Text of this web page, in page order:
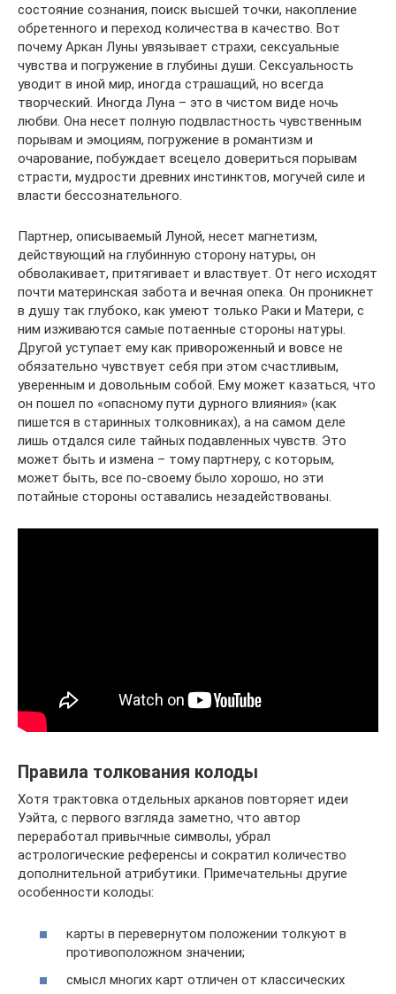
состояние сознания, поиск высшей точки, накопление
обретенного и переход количества в качество. Вот
почему Аркан Луны увязывает страхи, сексуальные
чувства и погружение в глубины души. Сексуальность
уводит в иной мир, иногда страшащий, но всегда
творческий. Иногда Луна – это в чистом виде ночь
любви. Она несет полную подвластность чувственным
порывам и эмоциям, погружение в романтизм и
очарование, побуждает всецело довериться порывам
страсти, мудрости древних инстинктов, могучей силе и
власти бессознательного.
Партнер, описываемый Луной, несет магнетизм,
действующий на глубинную сторону натуры, он
обволакивает, притягивает и властвует. От него исходят
почти материнская забота и вечная опека. Он проникнет
в душу так глубоко, как умеют только Раки и Матери, с
ним изживаются самые потаенные стороны натуры.
Другой уступает ему как привороженный и вовсе не
обязательно чувствует себя при этом счастливым,
уверенным и довольным собой. Ему может казаться, что
он пошел по «опасному пути дурного влияния» (как
пишется в старинных толковниках), а на самом деле
лишь отдался силе тайных подавленных чувств. Это
может быть и измена – тому партнеру, с которым,
может быть, все по-своему было хорошо, но эти
потайные стороны оставались незадействованы.
Правила толкования колоды
Хотя трактовка отдельных арканов повторяет идеи
Уэйта, с первого взгляда заметно, что автор
переработал привычные символы, убрал
астрологические референсы и сократил количество
дополнительной атрибутики. Примечательны другие
особенности колоды:
карты в перевернутом положении толкуют в
противоположном значении;
смысл многих карт отличен от классических